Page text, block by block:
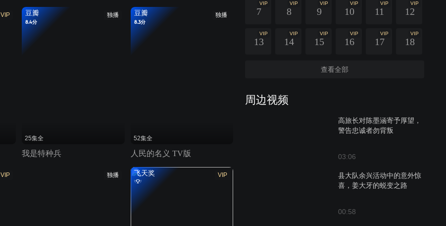
VIP
7
VIP
8
VIP
9
VIP
10
VIP
11
VIP
12
VIP
13
VIP
14
VIP
15
VIP
16
VIP
17
VIP
18
查看全部
周边视频
高旅长对陈墨涵寄予厚望，
警告忠诚者勿背叛
03:06
县大队余兴活动中的意外惊
喜，姜大牙的蜕变之路
00:58
VIP 独播
豆瓣
8.4分
25集全
我是特种兵
独播
豆瓣
8.3分
52集全
人民的名义 TV版
VIP 独播 VIP
飞天奖